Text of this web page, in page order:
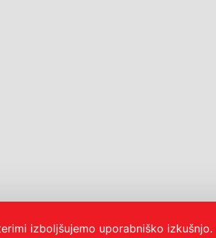
izboljšujemo uporabniško izkušnjo.